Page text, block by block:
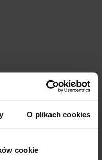
O plikach cookies
cookie